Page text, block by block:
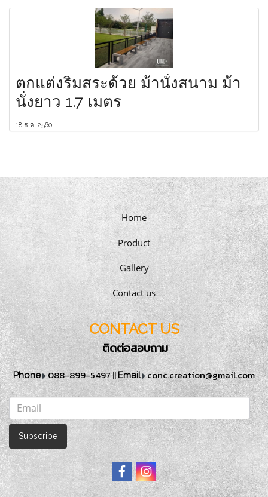
ตกแต่งริมสระด้วย ม้านั่งสนาม ม้า
นั่งยาว 1.7 เมตร
18 ธ.ค. 2560
Home
Product
Gallery
Contact us
CONTACT US
ติดต่อสอบถาม
Phone 088-899-5497||Email conc.creation@gmail.com
Subscribe